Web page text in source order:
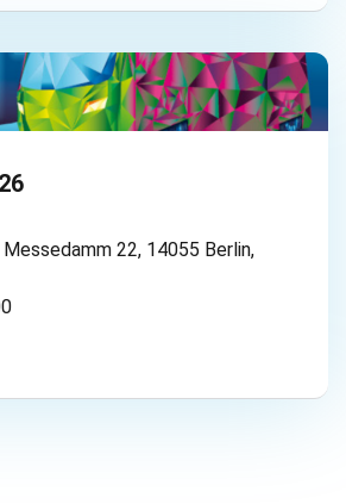
22, 14055 Berlin,